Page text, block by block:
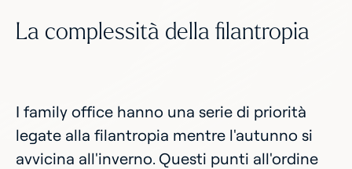
La complessità della filantropia
I family office hanno una serie di priorità
legate alla filantropia mentre l'autunno si
avvicina all'inverno. Questi punti all'ordine